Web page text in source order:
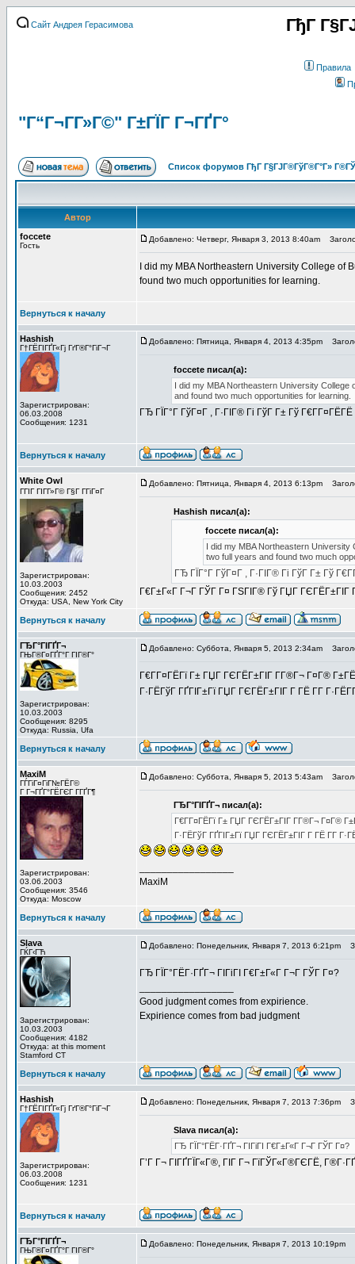
Сайт Андрея Герасимова ГђГ
Правила
"Г“Г¬Г­Г»Г©" Г±ГЇГ Г¬ГҐГ°
Список форумов ГђГ Г§ГЈГ®ГўГ®Г°Г»
Автор
foccete
Гость
Добавлено: Четверг, Января 3, 2013 8:40am
I did my MBA Northeastern University College
found two much opportunities for learning.
Вернуться к началу
Hashish
Г†ГЁГІГҐГ«Гј ГґГ®Г°ГіГ¬Г
Зарегистрирован:
06.03.2008
Сообщения: 1231
Добавлено: Пятница, Января 4, 2013 4:35pm
foccete писал(а):
I did my MBA Northeastern University
and found two much opportunities for learning.
ГЂ ГЇГ°Г ГўГ¤Г , Г·ГІГ® Гі ГўГ Г± Гў Г€Г­Г¤ГЁГЁ
Вернуться к началу
White Owl
ГГІГ ГІГ­Г»Г© Г§Г Г­ГіГ¤Г
Зарегистрирован:
10.03.2003
Сообщения: 2452
Откуда: USA, New York City
Добавлено: Пятница, Января 4, 2013 6:13pm
Hashish писал(а):
foccete писал(а):
I did my MBA Northeastern
two full years and found two much
ГЂ ГЇГ°Г ГўГ¤Г , Г·ГІГ® Гі ГўГ Г± Гў
Г€Г±Г«Г Г¬Г ГЎГ Г¤ ГЅГІГ® Гў ГЏГ
Вернуться к началу
ГЂГ°ГІГҐГ¬
ГЊГ®Г¤ГҐГ°Г ГІГ®Г°
Зарегистрирован:
10.03.2003
Сообщения: 8295
Откуда: Russia, Ufa
Добавлено: Суббота, Января 5, 2013 2:34am
Г€Г­Г¤ГЁГї Г± ГЏГ ГЄГЁГ±ГІГ Г­Г®Г¬ Г¤Г®
Г·ГЁГўГ ГҐГІГ±Гї ГЏГ ГЄГЁГ±ГІГ Г­ ГЁ Г­Г
Вернуться к началу
MaxiM
ГЃГіГ¤ГіГ№ГЁГ©
Г Г¬ГҐГ°ГЁГЄГ Г­ГҐГ¶
Зарегистрирован:
03.06.2003
Сообщения: 3546
Откуда: Moscow
Добавлено: Суббота, Января 5, 2013 5:43am
ГЂГ°ГІГҐГ¬ писал(а):
Г€Г­Г¤ГЁГї Г± ГЏГ ГЄГЁГ±ГІГ Г­Г®Г¬ Г¤Г®
Г·ГЁГўГ ГҐГІГ±Гї ГЏГ ГЄГЁГ±ГІГ Г­ ГЁ Г­Г
MaxiM
Вернуться к началу
Slava
ГЌГ‹ГЋ
Зарегистрирован:
10.03.2003
Сообщения: 4182
Откуда: at this moment
Stamford CT
Добавлено: Понедельник, Января 7, 2013 6:21pm
ГЂ ГЇГ°ГЁГ·ГҐГ¬ ГІГіГІ Г€Г±Г«Г Г¬Г ГЎГ Г¤?
Good judgment comes from expirience.
Expirience comes from bad judgment
Вернуться к началу
Hashish
Г†ГЁГІГҐГ«Гј ГґГ®Г°ГіГ¬Г
Зарегистрирован:
06.03.2008
Сообщения: 1231
Добавлено: Понедельник, Января 7, 2013 7:36pm
Slava писал(а):
ГЂ ГЇГ°ГЁГ·ГҐГ¬ ГІГіГІ Г€Г±Г«Г Г¬Г ГЎГ Г¤?
Г’Г Г¬ ГІГҐГЇГ«Г®, ГІГ Г¬ ГїГЎГ«Г®ГЄГЁ,
Вернуться к началу
ГЂГ°ГІГҐГ¬
ГЊГ®Г¤ГҐГ°Г ГІГ®Г°
Добавлено: Понедельник, Января 7, 2013 10:19pm